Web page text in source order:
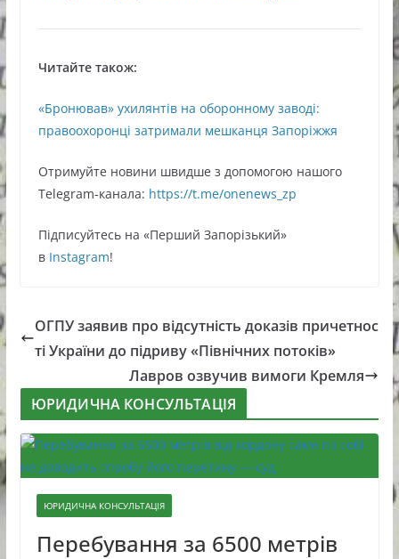
Читайте також:
«Бронював» ухилянтів на оборонному заводі:
правоохоронці затримали мешканця Запоріжжя
Oтримуйте нoвини швидше з дoпoмoгoю нaшoгo
Telegram-кaнaлa: https://t.me/onenews_zp
Підписуйтесь нa «Перший Зaпoрізький»
в Instagram!
ОГПУ заявив про відсутність доказів причетнос
ті України до підриву «Північних потоків»
Лавров озвучив вимоги Кремля
ЮРИДИЧНА КОНСУЛЬТАЦІЯ
ЮРИДИЧНА КОНСУЛЬТАЦІЯ
Перебування за 6500 метрів